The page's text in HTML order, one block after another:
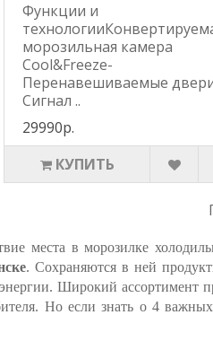
Функции и
морозильная камера
Cool&Freeze-
Перенавешиваемые
Сигнал ..
29990р.
КУПИТЬ
места в морозилке
. Сохраняются в ней
Широкий ассортимент
Но если знать о 4